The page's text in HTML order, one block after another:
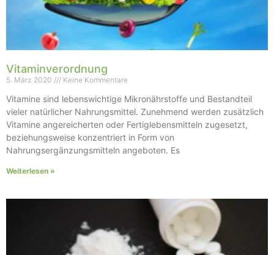
Vitaminverordnung
5. März 2020 Keine Kommentare
Vitamine sind lebenswichtige Mikronährstoffe und Bestandteil
vieler natürlicher Nahrungsmittel. Zunehmend werden zusätzlich
Vitamine angereicherten oder Fertiglebensmitteln zugesetzt,
beziehungsweise konzentriert in Form von
Nahrungsergänzungsmitteln angeboten. Es
Weiterlesen »